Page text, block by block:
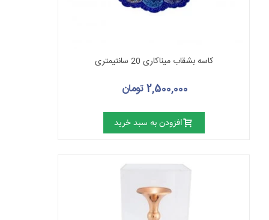
کاسه بشقاب میناکاری 20 سانتیمتری
2,500,000 تومان
افزودن به سبد خرید